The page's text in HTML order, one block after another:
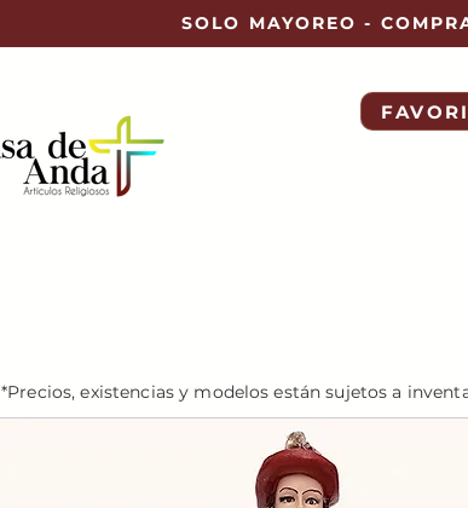
SOLO MAYOREO -
*Precios, existencias y modelos están sujetos a